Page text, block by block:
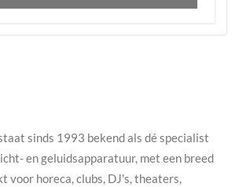
sinds 1993 bekend als dé specialist
en geluidsapparatuur, met een breed
voor horeca, clubs, DJ's, theaters,